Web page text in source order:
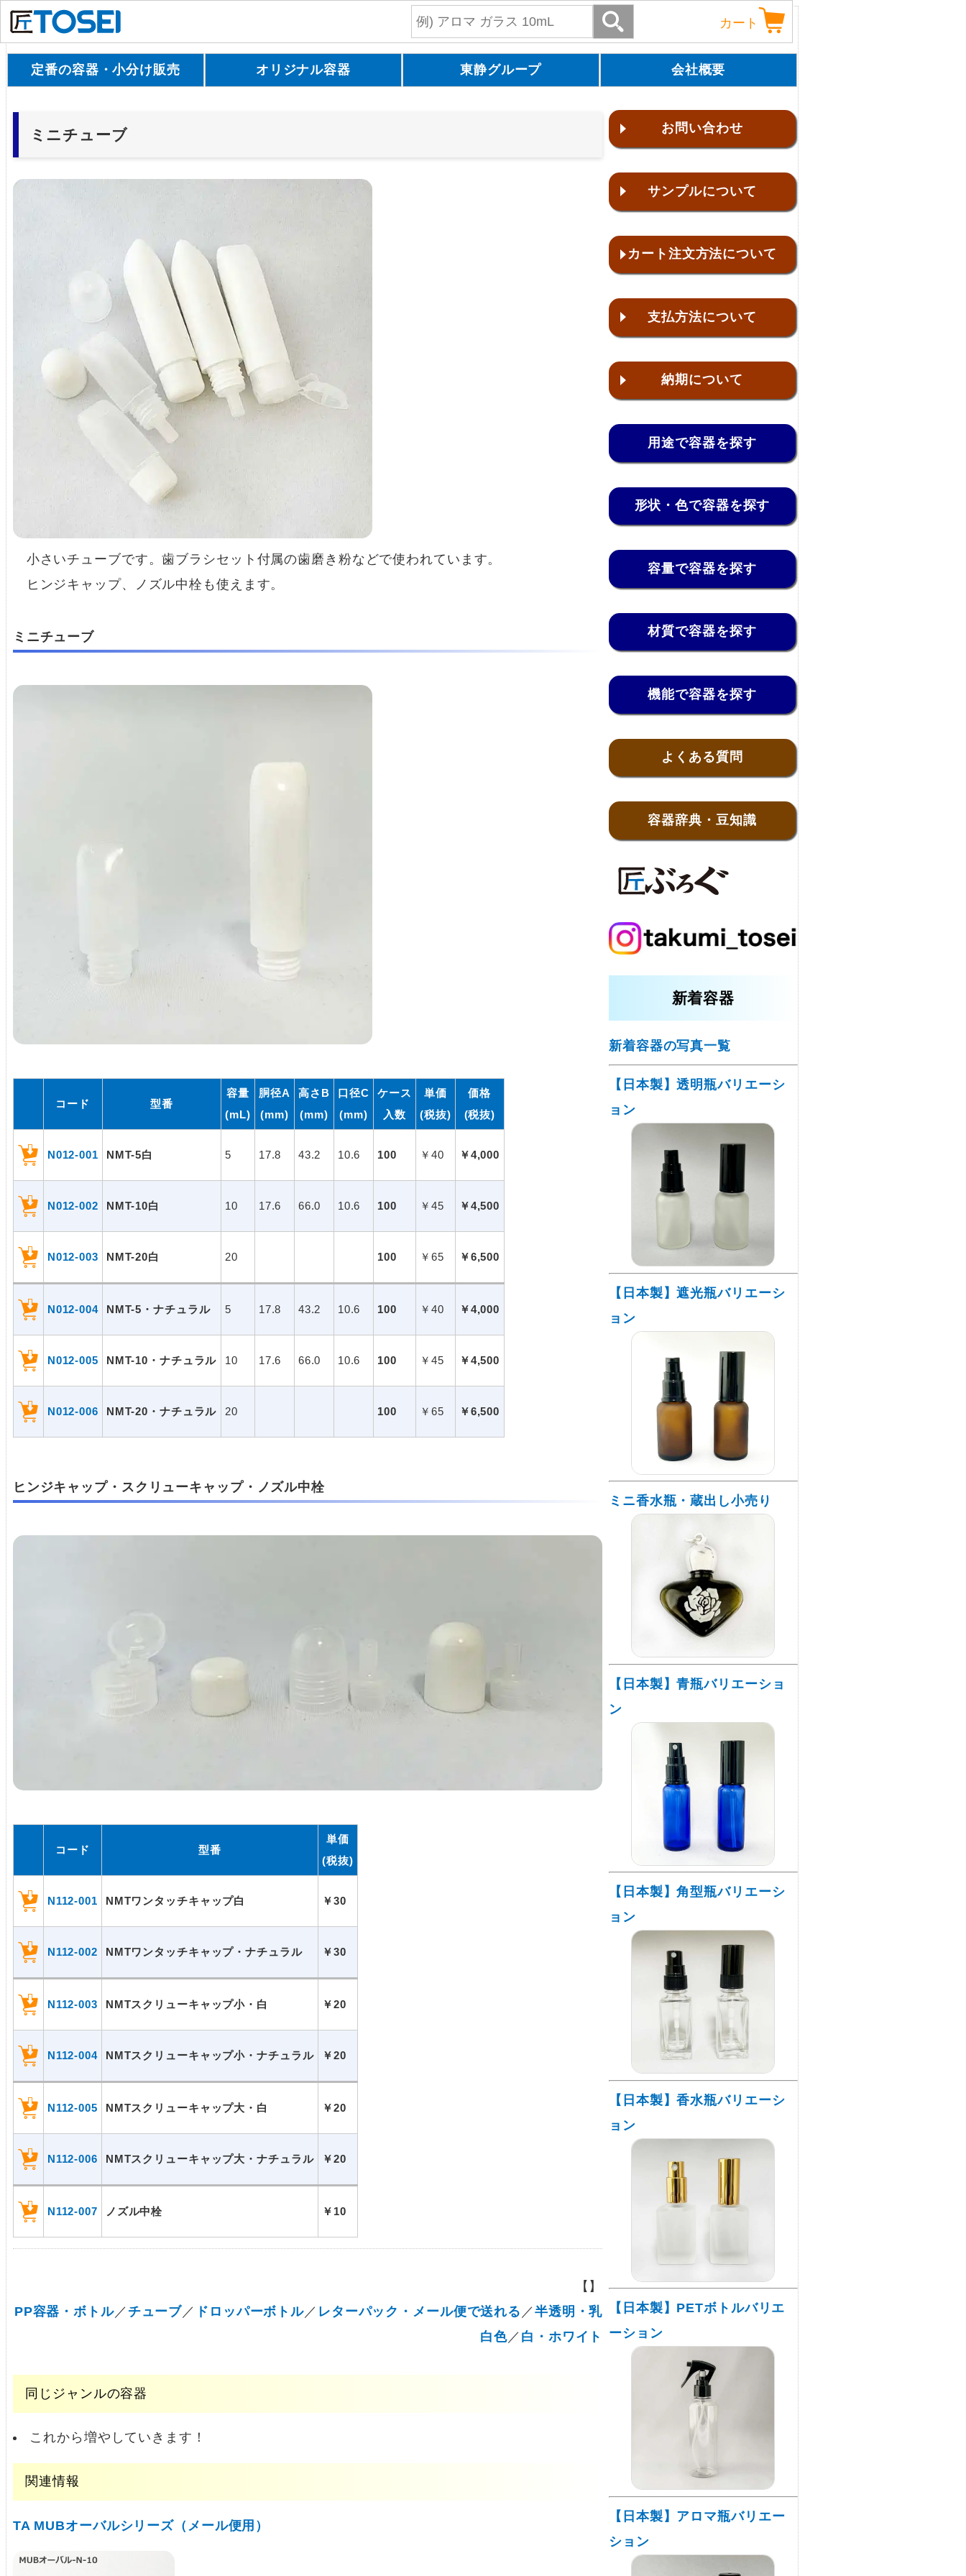
カート
ミニチューブ
小さいチューブです。歯ブラシセット付属の歯磨き粉などで使われています。
ヒンジキャップ、ノズル中栓も使えます。
ミニチューブ
コード 型番
容量
(mL)
胴径A
(mm)
高さB
(mm)
口径C
(mm)
ケース
入数
単価
(税抜)
価格
(税抜)
N012-001 NMT-5白 5 17.8 43.2 10.6 100 ￥40 ￥4,000
N012-002 NMT-10白 10 17.6 66.0 10.6 100 ￥45 ￥4,500
N012-003 NMT-20白 20 100 ￥65 ￥6,500
N012-004 NMT-5・ナチュラル 5 17.8 43.2 10.6 100 ￥40 ￥4,000
N012-005 NMT-10・ナチュラル 10 17.6 66.0 10.6 100 ￥45 ￥4,500
N012-006 NMT-20・ナチュラル 20 100 ￥65 ￥6,500
ヒンジキャップ・スクリューキャップ・ノズル中栓
コード 型番
単価
(税抜)
N112-001 NMTワンタッチキャップ白 ￥30
N112-002 NMTワンタッチキャップ・ナチュラル ￥30
N112-003 NMTスクリューキャップ小・白 ￥20
N112-004 NMTスクリューキャップ小・ナチュラル ￥20
N112-005 NMTスクリューキャップ大・白 ￥20
N112-006 NMTスクリューキャップ大・ナチュラル ￥20
N112-007 ノズル中栓 ￥10
【】
PP容器・ボトル／ チューブ／ ドロッパーボトル／ レターパック・メール便で送れる ／ 半透明・乳
白色／ 白・ホワイト
同じジャンルの容器
これから増やしていきます！
関連情報
TA MUBオーバルシリーズ（メール便用）
定番の容器・小分け販売 オリジナル容器 東静グループ 会社概要
お問い合わせ
サンプルについて
カート注文方法について
支払方法について
納期について
用途で容器を探す
形状・色で容器を探す
容量で容器を探す
材質で容器を探す
機能で容器を探す
よくある質問
容器辞典・豆知識
新着容器
新着容器の写真一覧
【日本製】透明瓶バリエーシ
ョン
【日本製】遮光瓶バリエーシ
ョン
ミニ香水瓶・蔵出し小売り
【日本製】青瓶バリエーショ
ン
【日本製】角型瓶バリエーシ
ョン
【日本製】香水瓶バリエーシ
ョン
【日本製】PETボトルバリエ
ーション
【日本製】アロマ瓶バリエー
ション